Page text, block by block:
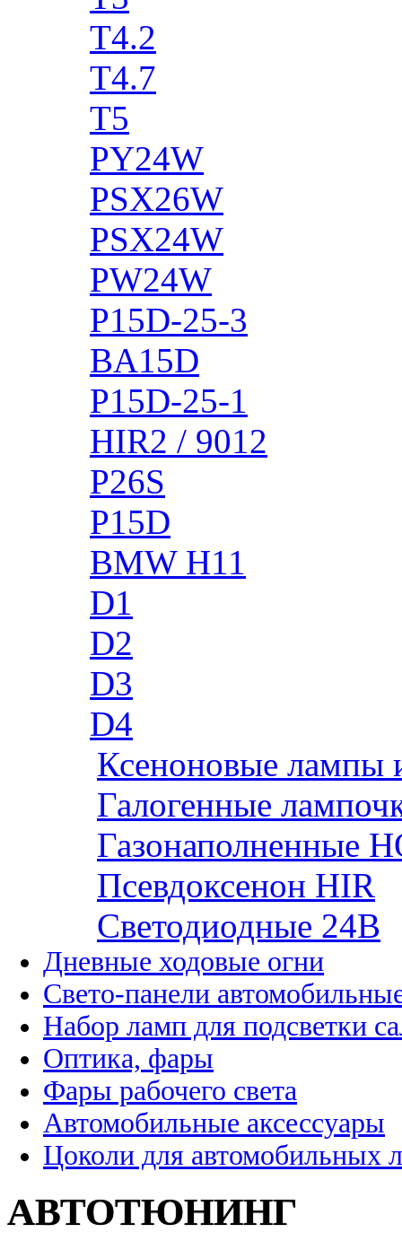
T4.2
T4.7
T5
PY24W
PSX26W
PSX24W
PW24W
P15D-25-3
BA15D
P15D-25-1
HIR2 / 9012
P26S
P15D
BMW H11
D1
D2
D3
D4
Ксеноновые лампы
Галогенные
Газонаполненные
Псевдоксенон HIR
Cветодиодные 24B
Дневные ходовые огни
Свето-панели
Набор ламп для подсветки
Оптика, фары
Фары рабочего света
Автомобильные аксессуары
Цоколи для автомобильных
АВТОТЮНИНГ